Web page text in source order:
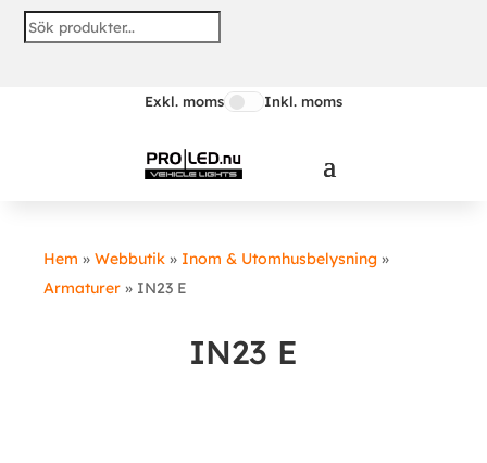
Exkl. moms Inkl. moms
Hem » Webbutik » Inom & Utomhusbelysning »
Armaturer » IN23 E
IN23 E